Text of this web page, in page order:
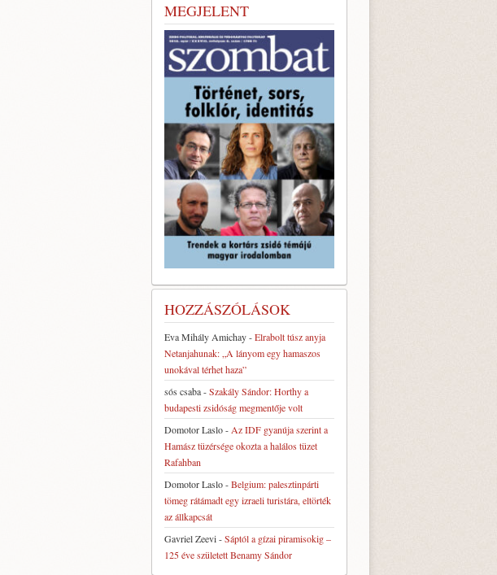
MEGJELENT
HOZZÁSZÓLÁSOK
Eva Mihály Amichay-Elrabolt túsz anyja
Netanjahunak: „A lányom egy hamaszos
unokával térhet haza”
sós csaba-Szakály Sándor: Horthy a
budapesti zsidóság megmentője volt
Domotor Laslo- Az IDF gyanúja szerint a
Hamász tüzérsége okozta a halálos tüzet
Rafahban
Domotor Laslo-Belgium: palesztinpárti
tömeg rátámadt egy izraeli turistára, eltörték
az állkapcsát
Gavriel Zeevi-Sáptól a gízai piramisokig –
125 éve született Benamy Sándor